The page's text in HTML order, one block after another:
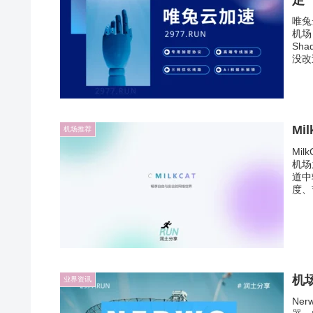
唯
机
没
机场推荐
机
道
度
业界资讯 机